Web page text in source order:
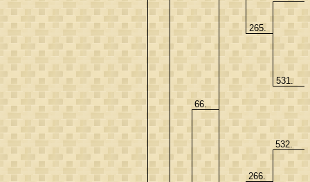
66.
265.
531.
266.
532.